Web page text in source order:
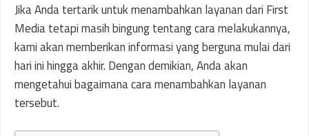
Jika Anda tertarik untuk menambahkan layanan dari First
Media tetapi masih bingung tentang cara melakukannya,
kami akan memberikan informasi yang berguna mulai dari
hari ini hingga akhir. Dengan demikian, Anda akan
mengetahui bagaimana cara menambahkan layanan
tersebut.